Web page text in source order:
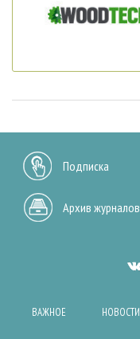
Подписка
Архив журналов
ВАЖНОЕ НОВОСТИ